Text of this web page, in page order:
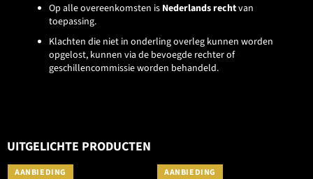
Op alle overeenkomsten is Nederlands rechtvan
toepassing.
Klachten die niet in onderling overleg kunnen worden
opgelost, kunnen via de bevoegde rechter of
geschillencommissie worden behandeld.
UITGELICHTE PRODUCTEN
AANBIEDING AANBIEDING